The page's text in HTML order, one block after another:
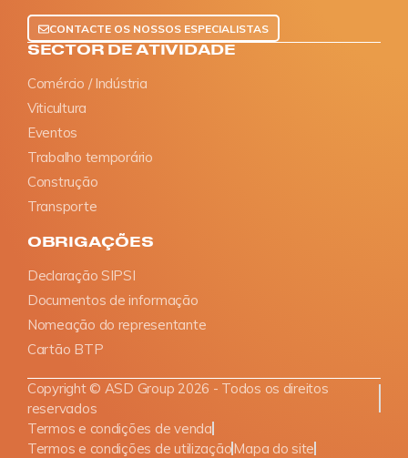
CONTACTE OS NOSSOS ESPECIALISTAS
SECTOR DE ATIVIDADE
Comércio / Indústria
Viticultura
Eventos
Trabalho temporário
Construção
Transporte
OBRIGAÇÕES
Declaração SIPSI
Documentos de informação
Nomeação do representante
Cartão BTP
Copyright © ASD Group 2026 - Todos os direitos
reservados
Termos e condições de venda
Termos e condições de utilizaçãoMapa do site